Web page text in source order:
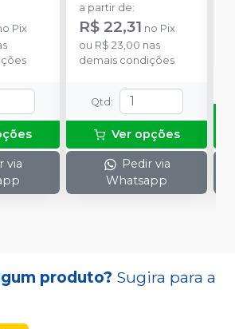
Pix
via
a partir de:
R$ 22,31 no Pix
ou R$ 23,00 nas
demais condições
Qtd:
Ver opções
Pedir via
Whatsapp
produto? Sugira para a